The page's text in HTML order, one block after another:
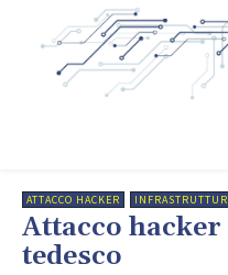
ATTACCO HACKER
Attacco
tedesco